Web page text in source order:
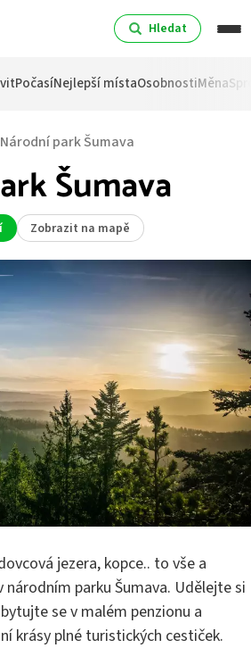
Hledat
PočasíNejlepší místaOsobnostiMěna
Národní park Šumava
Šumava
Zobrazit na mapě
jezera, kopce.. to vše a
národním parku Šumava. Udělejte si
se v malém penzionu a
krásy plné turistických cestiček.